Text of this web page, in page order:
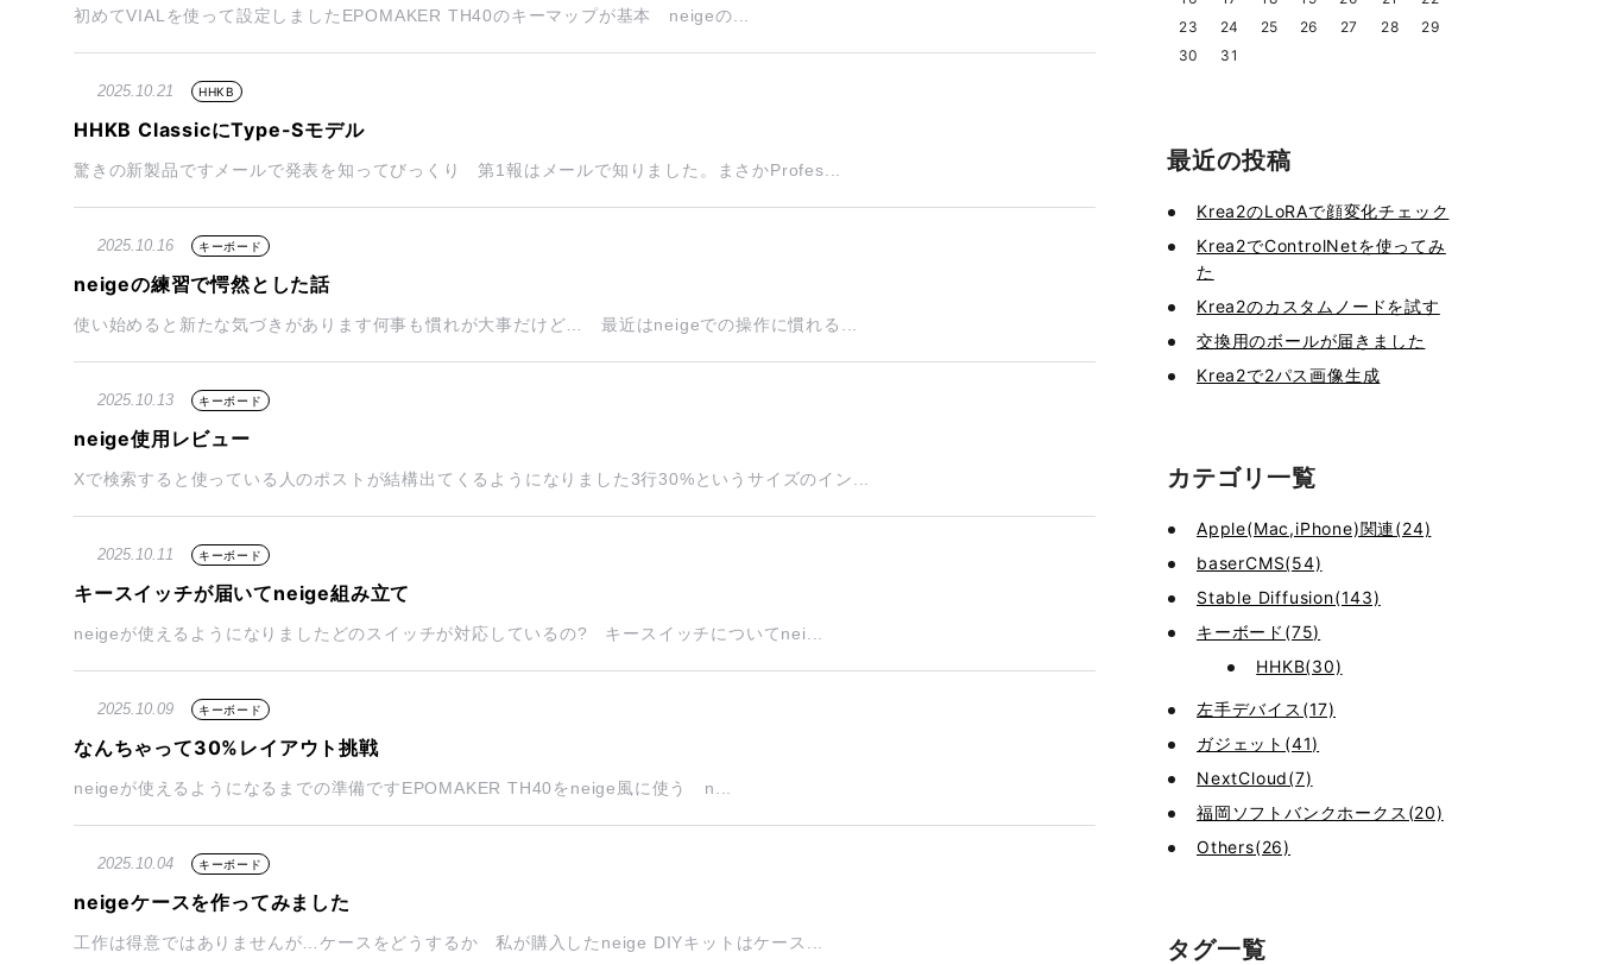
初めてVIALを使って設定しましたEPOMAKER TH40のキーマップが基本 neigeの...
2025.10.21 HHKB
HHKB ClassicにType-Sモデル
驚きの新製品ですメールで発表を知ってびっくり 第1報はメールで知りました。まさかProfes...
2025.10.16 キーボード
neigeの練習で愕然とした話
使い始めると新たな気づきがあります何事も慣れが大事だけど… 最近はneigeでの操作に慣れる...
2025.10.13 キーボード
neige使用レビュー
Xで検索すると使っている人のポストが結構出てくるようになりました3行30%というサイズのイン...
2025.10.11 キーボード
キースイッチが届いてneige組み立て
neigeが使えるようになりましたどのスイッチが対応しているの? キースイッチについてnei...
2025.10.09 キーボード
なんちゃって30%レイアウト挑戦
neigeが使えるようになるまでの準備ですEPOMAKER TH40をneige風に使う n...
2025.10.04 キーボード
neigeケースを作ってみました
工作は得意ではありませんが…ケースをどうするか 私が購入したneige DIYキットはケース...
23
24 25 26 27 28
29
30
31
最近の投稿
Krea2のLoRAで顔変化チェック
Krea2でControlNetを使ってみ
た
Krea2のカスタムノードを試す
交換用のボールが届きました
Krea2で2パス画像生成
カテゴリ一覧
Apple(Mac,iPhone)関連(24)
baserCMS(54)
Stable Diffusion(143)
キーボード(75)
HHKB(30)
左手デバイス(17)
ガジェット(41)
NextCloud(7)
福岡ソフトバンクホークス(20)
Others(26)
タグ一覧